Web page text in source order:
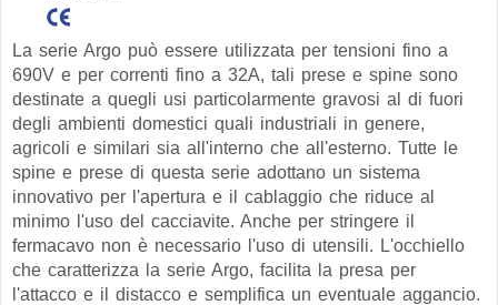
La serie Argo può essere utilizzata per tensioni fino a
690V e per correnti fino a 32A, tali prese e spine sono
destinate a quegli usi particolarmente gravosi al di fuori
degli ambienti domestici quali industriali in genere,
agricoli e similari sia all'interno che all'esterno. Tutte le
spine e prese di questa serie adottano un sistema
innovativo per l'apertura e il cablaggio che riduce al
minimo l'uso del cacciavite. Anche per stringere il
fermacavo non è necessario l'uso di utensili. L'occhiello
che caratterizza la serie Argo, facilita la presa per
l'attacco e il distacco e semplifica un eventuale aggancio.